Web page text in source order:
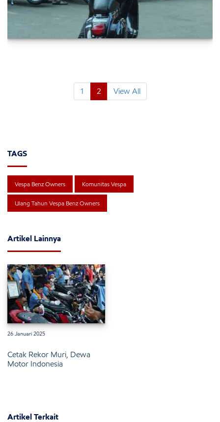
1 2 View All
TAGS
Vespa Benz Owners Komunitas Vespa
Ulang Tahun Vespa Benz Owners
Artikel Lainnya
26 Januari 2025
Cetak Rekor Muri, Dewa
Motor Indonesia
Artikel Terkait